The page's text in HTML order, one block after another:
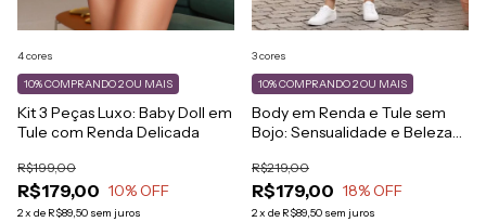
Kit 3 Peças Luxo: Baby Doll em
Tule com Renda Delicada
R$179,00
R$199,00
10% OFF
2x de R$89,50 sem juros
10%COMPRANDO 2 OU MAIS
4 cores
Body em Renda e Tule sem
Bojo: Sensualidade e Beleza
R$179,00
R$219,00
18% OFF
2x de R$89,50 sem juros
10%COMPRANDO 2 OU MAIS
3 cores